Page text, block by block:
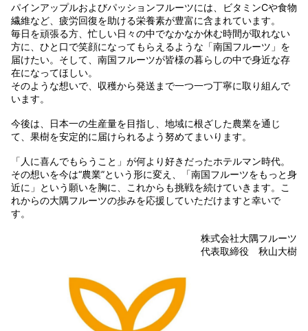
パインアップルおよびパッションフルーツには、ビタミンCや食物
繊維など、疲労回復を助ける栄養素が豊富に含まれています。
毎日を頑張る方、忙しい日々の中でなかなか休む時間が取れない
方に、ひと口で笑顔になってもらえるような「南国フルーツ」を
届けたい。そして、南国フルーツが皆様の暮らしの中で身近な存
在になってほしい。
そのような想いで、収穫から発送まで一つ一つ丁寧に取り組んで
います。
今後は、日本一の生産量を目指し、地域に根ざした農業を通じ
て、果樹を安定的に届けられるよう努めてまいります。
「人に喜んでもらうこと」が何より好きだったホテルマン時代。
その想いを今は“農業”という形に変え、「南国フルーツをもっと身
近に」という願いを胸に、これからも挑戦を続けていきます。こ
れからの大隅フルーツの歩みを応援していただけますと幸いで
す。
株式会社大隅フルーツ
代表取締役 秋山大樹